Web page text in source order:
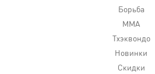
Борьба
MMA
Тхэквондо
Новинки
Скидки